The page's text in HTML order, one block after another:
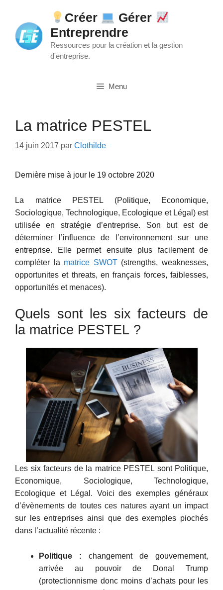
contenu
Créer
Gérer
Entreprendre
Ressources pour la création et la gestion
d'entreprise.
Menu
La matrice PESTEL
14 juin 2017 par Clothilde
Dernière mise à jour le 19 octobre 2020
La matrice PESTEL (Politique, Economique,
Sociologique, Technologique, Ecologique et Légal) est
utilisée en stratégie d’entreprise. Son but est de
déterminer l’influence de l’environnement sur une
entreprise. Elle permet ensuite plus facilement de
compléter la matrice SWOT(strengths, weaknesses,
opportunites et threats, en français forces, faiblesses,
opportunités et menaces).
Quels sont les six facteurs de
la matrice PESTEL ?
Les six facteurs de la matrice PESTEL sont Politique,
Economique, Sociologique, Technologique,
Ecologique et Légal. Voici des exemples généraux
d’évènements de toutes ces natures ayant un impact
sur les entreprises ainsi que des exemples piochés
dans l’actualité récente :
Politique : changement de gouvernement,
arrivée au pouvoir de Donal Trump
(protectionnisme donc moins d’achats pour les